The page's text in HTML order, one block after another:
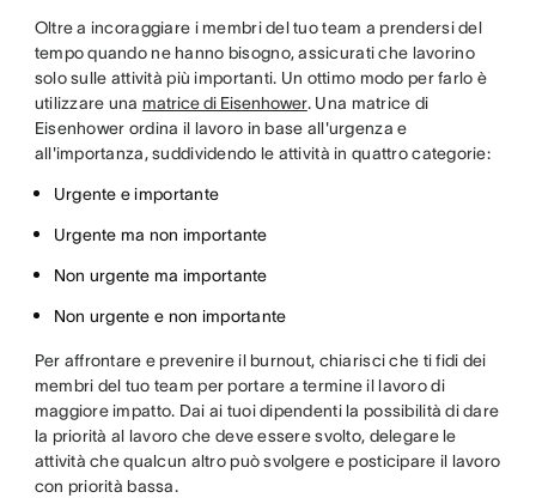
Oltre a incoraggiare i membri del tuo team a prendersi del
tempo quando ne hanno bisogno, assicurati che lavorino
solo sulle attività più importanti. Un ottimo modo per farlo è
utilizzare una matrice di Eisenhower. Una matrice di
Eisenhower ordina il lavoro in base all'urgenza e
all'importanza, suddividendo le attività in quattro categorie:
Urgente e importante
Urgente ma non importante
Non urgente ma importante
Non urgente e non importante
Per affrontare e prevenire il burnout, chiarisci che ti fidi dei
membri del tuo team per portare a termine il lavoro di
maggiore impatto. Dai ai tuoi dipendenti la possibilità di dare
la priorità al lavoro che deve essere svolto, delegare le
attività che qualcun altro può svolgere e posticipare il lavoro
con priorità bassa.